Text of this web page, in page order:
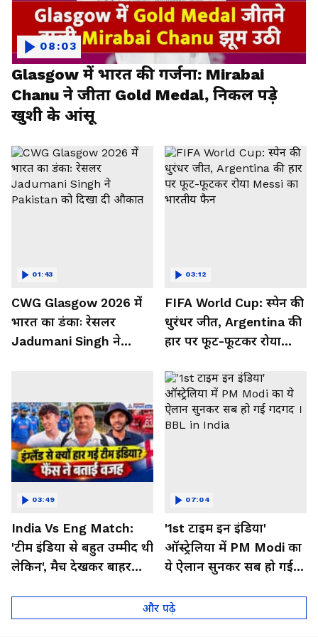
Glasgow में भारत की गर्जना: Mirabai
Chanu ने जीता Gold Medal, निकल पड़े
खुशी के आंसू
08:03
CWG Glasgow 2026 में
भारत का डंकाः रेसलर
Jadumani Singh ने
01:43
FIFA World Cup: स्पेन की
धुरंधर जीत, Argentina की
हार पर फूट-फूटकर रोया
03:12
India Vs Eng Match:
'टीम इंडिया से बहुत उम्मीद थी
लेकिन', मैच देखकर बाहर
03:49
'1st टाइम इन इंडिया'
ऑस्ट्रेलिया में PM Modi का
ये ऐलान सुनकर सब हो गई
07:04
और पढ़े